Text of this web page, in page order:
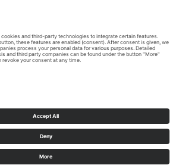
GmbH · Königstrasse 19b · D-53773 Hennef ·
· Fax: +49 (0) 2242 9140847 · E-Mail: